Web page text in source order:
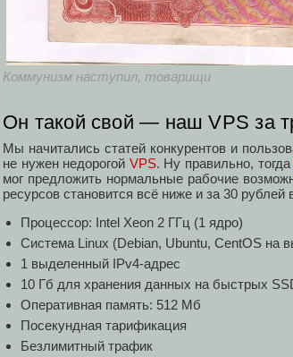
Коммунизм наступил, товарищи
Он такой свой — наш VPS за
Мы начитались статей конкурентов и
не нужен недорогой VPS. Ну правильно,
мог предложить нормальные рабочие
ресурсов становится всё ниже и за 30
Процессор: Intel Xeon 2 ГГц (1 ядро)
Система Linux (Debian, Ubuntu, CentOS на
1 выделенный IPv4-адрес
10 Гб для хранения данных на быстрых
Оперативная память: 512 Мб
Посекундная тарификация
Безлимитный трафик